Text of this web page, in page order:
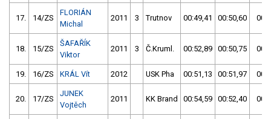
17. 14/ZS
FLORIÁN
Michal
2011 3 Trutnov 00:49,41 00:50,60
18. 15/ZS
ŠAFAŘÍK
Viktor
2011 3 Č.Kruml. 00:52,89 00:50,75
19. 16/ZS KRÁL Vít 2012 USK Pha 00:51,13 00:51,97
20. 17/ZS
JUNEK
Vojtěch
2011 KK Brand 00:54,59 00:52,40